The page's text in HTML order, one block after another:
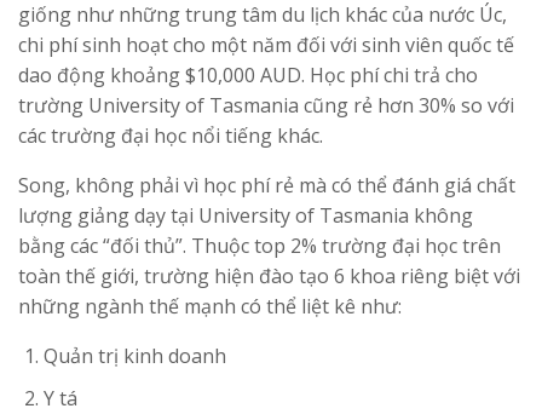
giống như những trung tâm du lịch khác của nước Úc,
chi phí sinh hoạt cho một năm đối với sinh viên quốc tế
dao động khoảng $10,000 AUD. Học phí chi trả cho
trường University of Tasmania cũng rẻ hơn 30% so với
các trường đại học nổi tiếng khác.
Song, không phải vì học phí rẻ mà có thể đánh giá chất
lượng giảng dạy tại University of Tasmania không
bằng các “đối thủ”. Thuộc top 2% trường đại học trên
toàn thế giới, trường hiện đào tạo 6 khoa riêng biệt với
những ngành thế mạnh có thể liệt kê như:
Quản trị kinh doanh
Y tá